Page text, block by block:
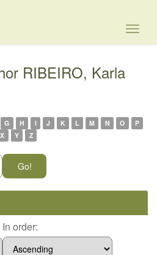
RIBEIRO, Karla
G H I J K L M N O
P
X Y Z
In order: